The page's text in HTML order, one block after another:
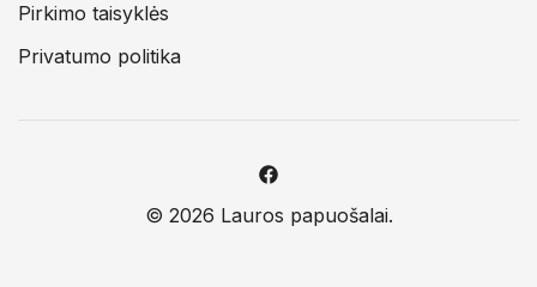
Pirkimo taisyklės
Privatumo politika
© 2026 Lauros papuošalai.